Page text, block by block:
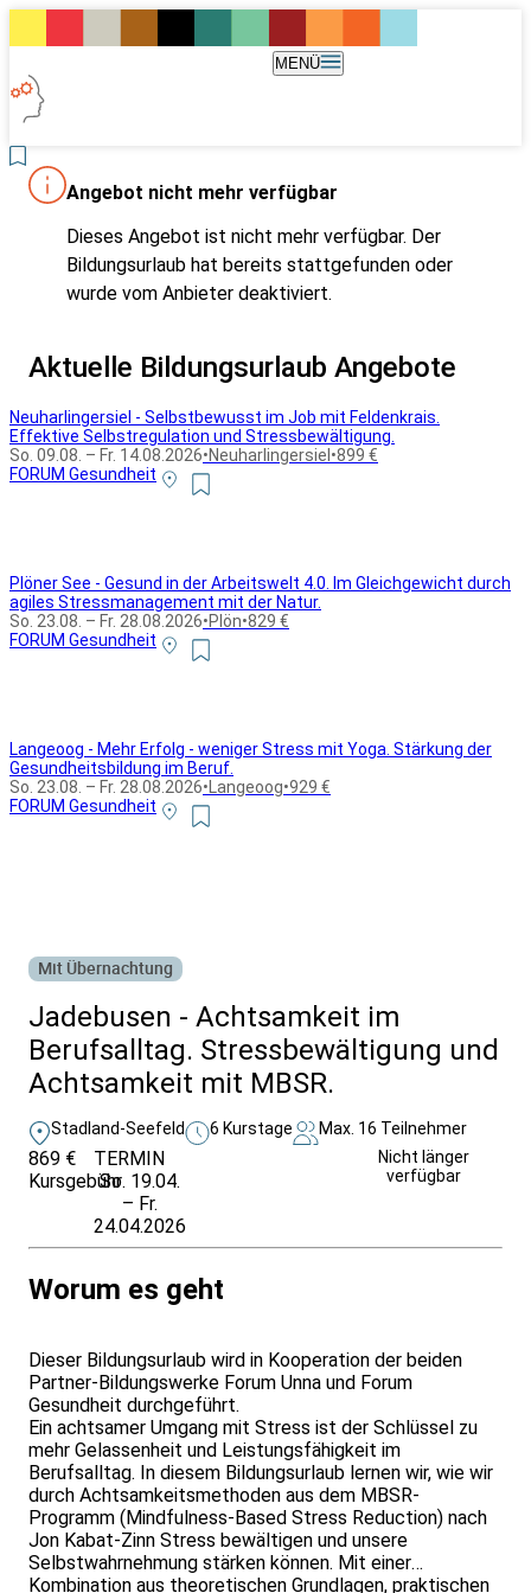
MENÜ
Angebot nicht mehr verfügbar
Dieses Angebot ist nicht mehr verfügbar. Der
Bildungsurlaub hat bereits stattgefunden oder
wurde vom Anbieter deaktiviert.
Aktuelle Bildungsurlaub Angebote
Neuharlingersiel - Selbstbewusst im Job mit Feldenkrais.
Effektive Selbstregulation und Stressbewältigung.
So. 09.08. – Fr. 14.08.2026•Neuharlingersiel•899 €
FORUM Gesundheit
Plöner See - Gesund in der Arbeitswelt 4.0. Im Gleichgewicht durch
agiles Stressmanagement mit der Natur.
So. 23.08. – Fr. 28.08.2026•Plön•829 €
FORUM Gesundheit
Langeoog - Mehr Erfolg - weniger Stress mit Yoga. Stärkung der
Gesundheitsbildung im Beruf.
So. 23.08. – Fr. 28.08.2026•Langeoog•929 €
FORUM Gesundheit
Mit Übernachtung
Jadebusen - Achtsamkeit im
Berufsalltag. Stressbewältigung und
Achtsamkeit mit MBSR.
Stadland-Seefeld 6 Kurstage Max. 16 Teilnehmer
869 €
Kursgebühr
TERMIN
So. 19.04.
– Fr.
24.04.2026
Nicht länger
verfügbar
Worum es geht
Dieser Bildungsurlaub wird in Kooperation der beiden
Partner-Bildungswerke Forum Unna und Forum
Gesundheit durchgeführt.
Ein achtsamer Umgang mit Stress ist der Schlüssel zu
mehr Gelassenheit und Leistungsfähigkeit im
Berufsalltag. In diesem Bildungsurlaub lernen wir, wie wir
durch Achtsamkeitsmethoden aus dem MBSR-
Programm (Mindfulness-Based Stress Reduction) nach
Jon Kabat-Zinn Stress bewältigen und unsere
Selbstwahrnehmung stärken können. Mit einer
Kombination aus theoretischen Grundlagen, praktischen